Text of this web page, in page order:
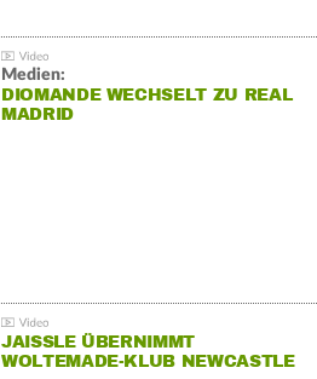
Medien:
DIOMANDE WECHSELT ZU REAL
MADRID
JAISSLE ÜBERNIMMT
WOLTEMADE-KLUB NEWCASTLE